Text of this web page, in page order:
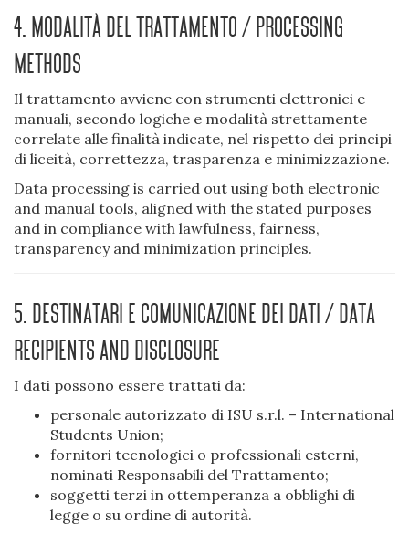
4. Modalità del trattamento / Processing
Methods
Il trattamento avviene con strumenti elettronici e
manuali, secondo logiche e modalità strettamente
correlate alle finalità indicate, nel rispetto dei principi
di liceità, correttezza, trasparenza e minimizzazione.
Data processing is carried out using both electronic
and manual tools, aligned with the stated purposes
and in compliance with lawfulness, fairness,
transparency and minimization principles.
5. Destinatari e comunicazione dei dati / Data
Recipients and Disclosure
I dati possono essere trattati da:
personale autorizzato di ISU s.r.l. – International
Students Union;
fornitori tecnologici o professionali esterni,
nominati Responsabili del Trattamento;
soggetti terzi in ottemperanza a obblighi di
legge o su ordine di autorità.